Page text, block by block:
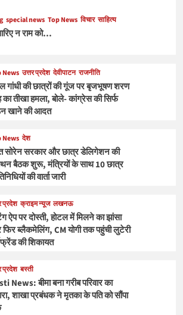
special news Top News विचार साहित्य
न राम को…
News उत्तर प्रदेश देवीपाटन राजनीति
गांधी की छात्रों की गूंज पर बृजभूषण शरण
का तीखा हमला, बोले- कांग्रेस की सिर्फ
खाने की आदत
News देश
सोरेन सरकार और छात्र डेलिगेशन की
बैठक शुरू, मंत्रियों के साथ 10 छात्र
की वार्ता जारी
प्रदेश क्राइम न्यूज लखनऊ
ऐप पर दोस्ती, होटल में मिलने का झांसा
ब्लैकमेलिंग, CM योगी तक पहुंची लुटेरी
की शिकायत
प्रदेश बस्ती
News: बीमा बना गरीब परिवार का
शाखा प्रबंधक ने मृतका के पति को सौंपा